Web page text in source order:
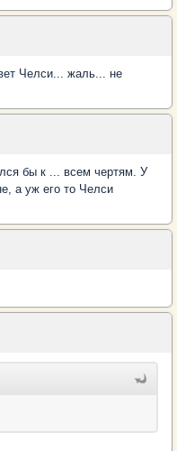
Челси... жаль... не
бы к ... всем чертям. У
а уж его то Челси